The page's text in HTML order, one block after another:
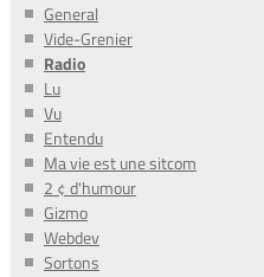
General
Vide-Grenier
Radio
Lu
Vu
Entendu
Ma vie est une sitcom
2 ¢ d'humour
Gizmo
Webdev
Sortons